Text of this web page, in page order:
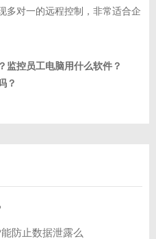
多对一的远程控制，非常适合企
监控员工电脑用什么软件？
？
防止数据泄露么